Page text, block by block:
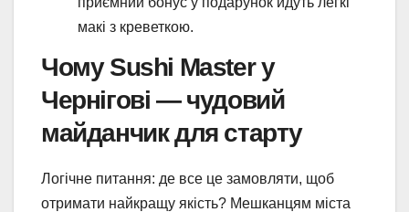
макі з креветкою.
Чому Sushi Master у
Чернігові — чудовий
майданчик для старту
Логічне питання: де все це замовляти, щоб
отримати найкращу якість? Мешканцям міста